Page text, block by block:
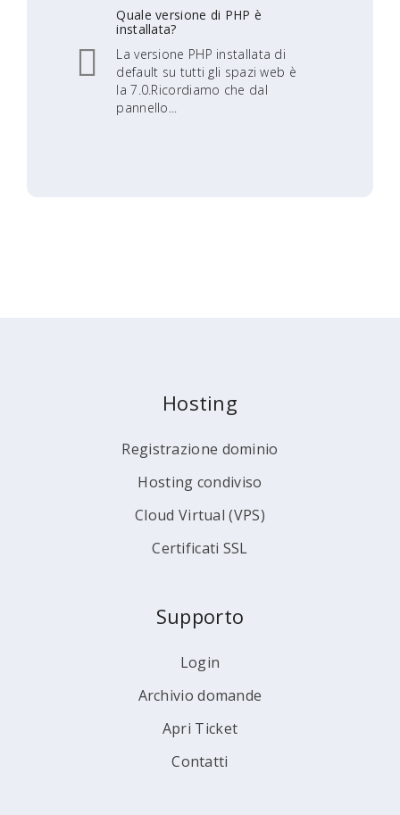
Quale versione di PHP è
installata?
La versione PHP installata di
default su tutti gli spazi web è
la 7.0.Ricordiamo che dal
pannello...
Hosting
Registrazione dominio
Hosting condiviso
Cloud Virtual (VPS)
Certificati SSL
Supporto
Login
Archivio domande
Apri Ticket
Contatti